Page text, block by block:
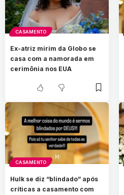
CASAMENTO
Ex-atriz mirim da Globo se
casa com a namorada em
cerimônia nos EUA
CASAMENTO
Hulk se diz “blindado” após
críticas a casamento com